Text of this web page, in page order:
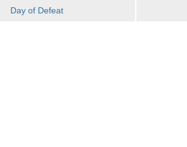
Day of Defeat